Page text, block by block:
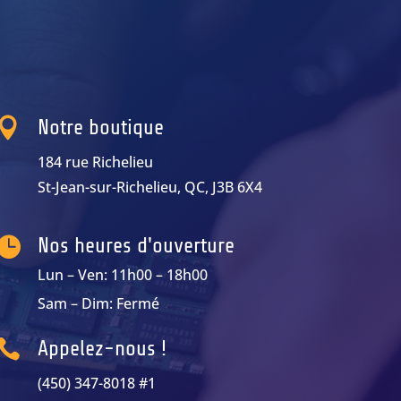
 Notre boutique
184 rue Richelieu
St-Jean-sur-Richelieu, QC, J3B 6X4
Nos heures d'ouverture
Lun – Ven: 11h00 – 18h00
Sam – Dim: Fermé
Appelez-nous !
(450) 347-8018 #1